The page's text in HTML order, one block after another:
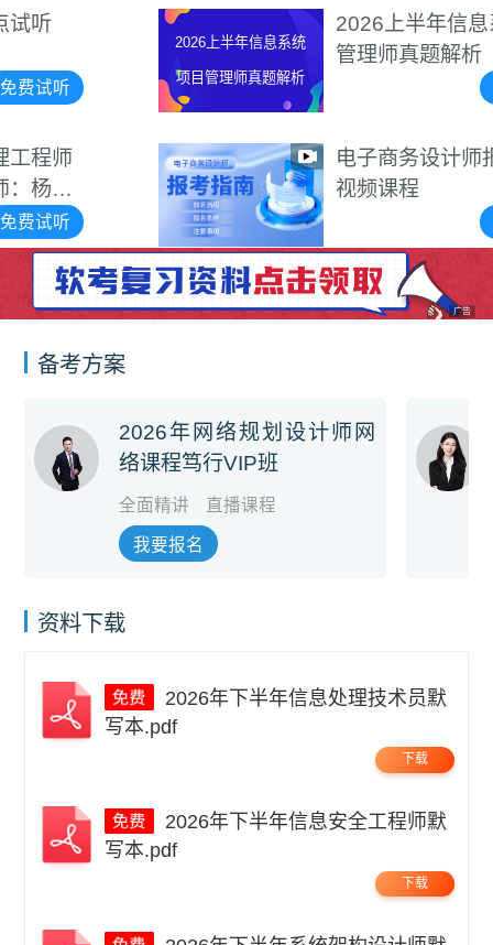
项目管理师真题解析
2026上半年信息系统项目
管理师真题解析
电子商务设计师报考指南
视频课程
广告
备考方案
2026年网络规划设计师网
络课程笃行VIP班
全面精讲 直播课程
我要报名
资料下载
写本.pdf
下载
写本.pdf
下载